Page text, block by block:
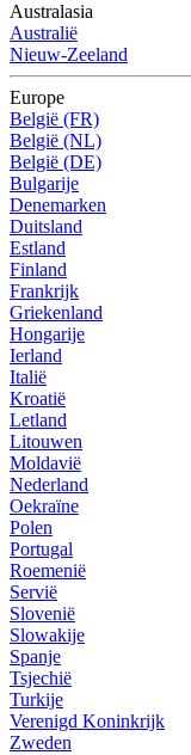
Australasia
Australië
Nieuw-Zeeland
Europe
België (FR)
België (NL)
België (DE)
Bulgarije
Denemarken
Duitsland
Estland
Finland
Frankrijk
Griekenland
Hongarije
Ierland
Italië
Kroatië
Letland
Litouwen
Moldavië
Nederland
Oekraïne
Polen
Portugal
Roemenië
Servië
Slovenië
Slowakije
Spanje
Tsjechië
Turkije
Verenigd Koninkrijk
Zweden